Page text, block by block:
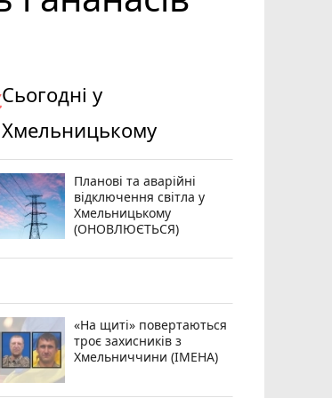
Сьогодні у
Хмельницькому
Планові та аварійні
відключення світла у
Хмельницькому
(ОНОВЛЮЄТЬСЯ)
«На щиті» повертаються
троє захисників з
Хмельниччини (ІМЕНА)